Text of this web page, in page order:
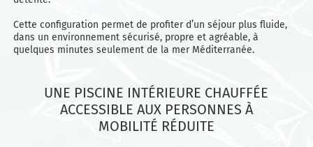
Cette configuration permet de profiter d’un séjour plus fluide,
dans un environnement sécurisé, propre et agréable, à
quelques minutes seulement de la mer Méditerranée.
UNE PISCINE INTÉRIEURE CHAUFFÉE
ACCESSIBLE AUX PERSONNES À
MOBILITÉ RÉDUITE